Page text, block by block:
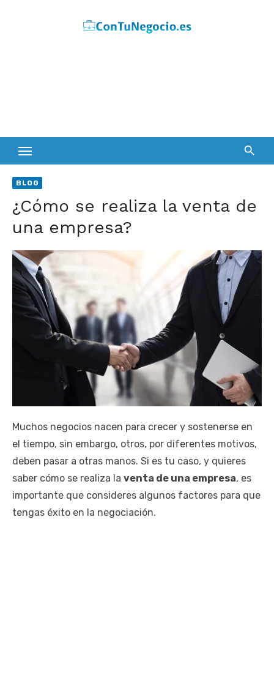
BLOG
¿Cómo se realiza la venta de
una empresa?
Muchos negocios nacen para crecer y sostenerse en
el tiempo, sin embargo, otros, por diferentes motivos,
deben pasar a otras manos. Si es tu caso, y quieres
saber cómo se realiza la venta de una empresa, es
importante que consideres algunos factores para que
tengas éxito en la negociación.